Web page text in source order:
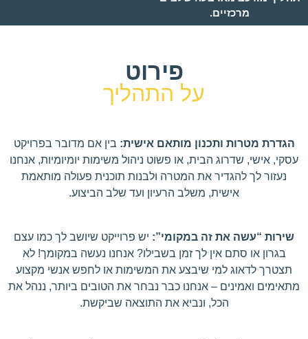
מרכזיים.
פירוט
על התהליך
הגדרת מטרות ותכנון מותאם אישית: בין אם מדובר בפרויקט
עסקי, אישי, שדרוג הבית, או פשוט ניהול משימות יומיומיות, אנחנו
נעזור לך להגדיר את המטרה ולבנות תוכנית פעולה מותאמת
אישית, משלב הרעיון ועד שלב הביצוע.
שירות “עשה את זה במקומי”: יש פרוייקט שיושב לך כמו עצם
בגרון או סתם אין לך זמן בשבילו? אנחנו נעשה במקומך! לא
תצטרך לדאוג למי שיבצע את המשימות או לחפש אנשי מקצוע
מתאימים ואמינים – אנחנו כבר נבחר את הטובים ביותר, ננהל את
הכל, ונביא את התוצאה שביקשת.